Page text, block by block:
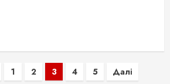
1 2 3 4 5 Далі